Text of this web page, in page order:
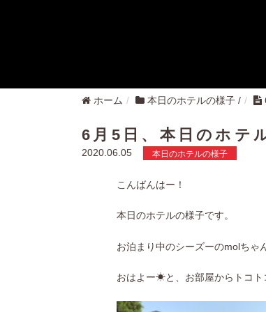
ホーム 本日のホテルの様子 /
6月5日、本日のホテ
2020.06.05 本日のホテルの様子
こんばんはー！
本日のホテルの様子です。
お泊まり中のシーズーのmolちゃ
おはよー☀︎と、お部屋からトコト